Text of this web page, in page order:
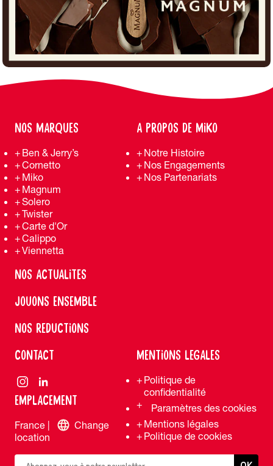
NOS MARQUES
Ben & Jerry’s
Cornetto
Miko
Magnum
Solero
Twister
Carte d'Or
Calippo
Viennetta
A PROPOS DE MIKO
Notre Histoire
Nos Engagements
Nos Partenariats
NOS ACTUALITES
JOUONS ENSEMBLE
NOS REDUCTIONS
MENTIONS LEGALES
Politique de
confidentialité
Paramètres des cookies
Mentions légales
Politique de cookies
CONTACT
EMPLACEMENT
France |
Change
location